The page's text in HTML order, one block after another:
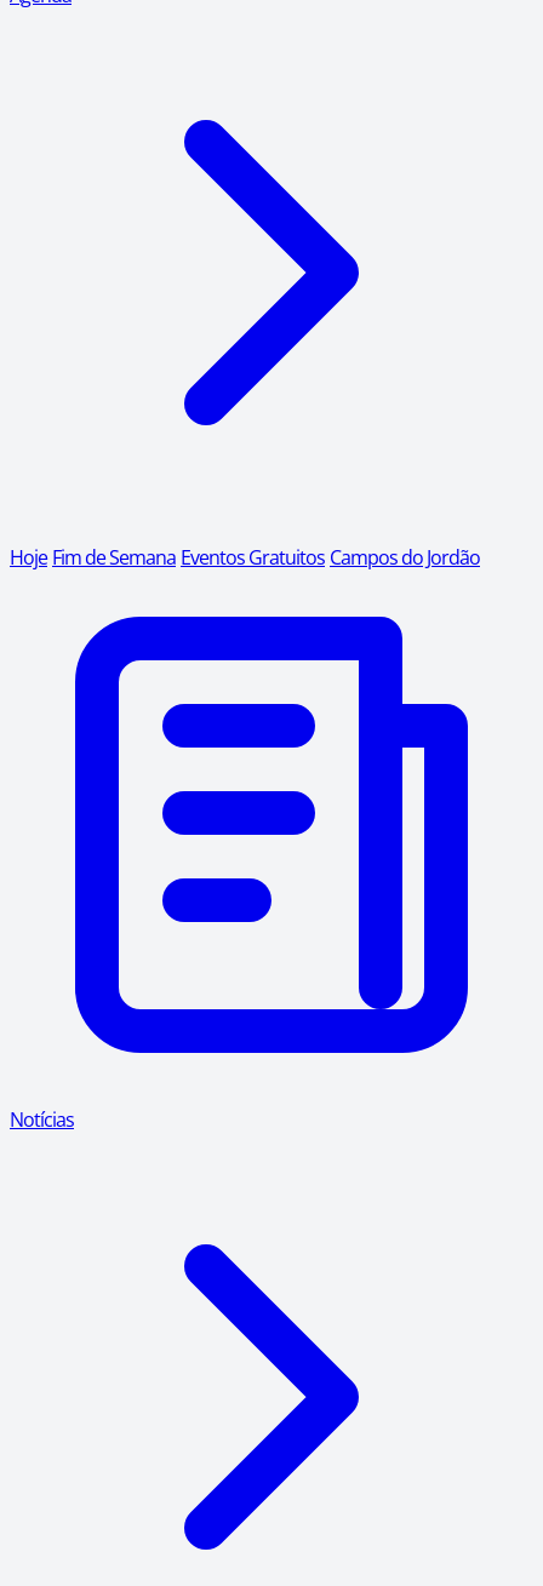
Hoje Fim de Semana Eventos Gratuitos Campos do Jordão
Notícias